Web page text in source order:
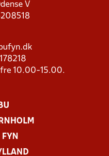
V
fre 10.00-15.00.
FYN